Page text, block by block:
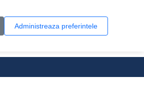
Administreaza preferintele
0 produs(e)